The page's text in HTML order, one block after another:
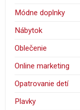
Módne doplnky
Nábytok
Oblečenie
Online marketing
Opatrovanie detí
Plavky